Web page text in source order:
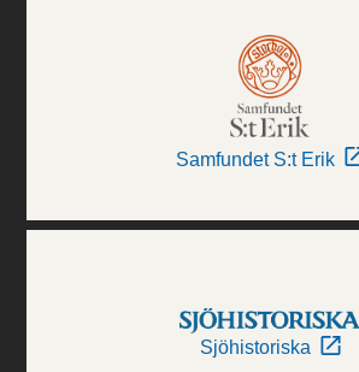
Samfundet S:t Erik
Sjöhistoriska